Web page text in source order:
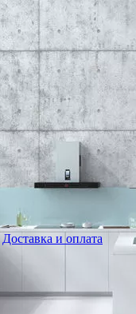
Доставка и оплата